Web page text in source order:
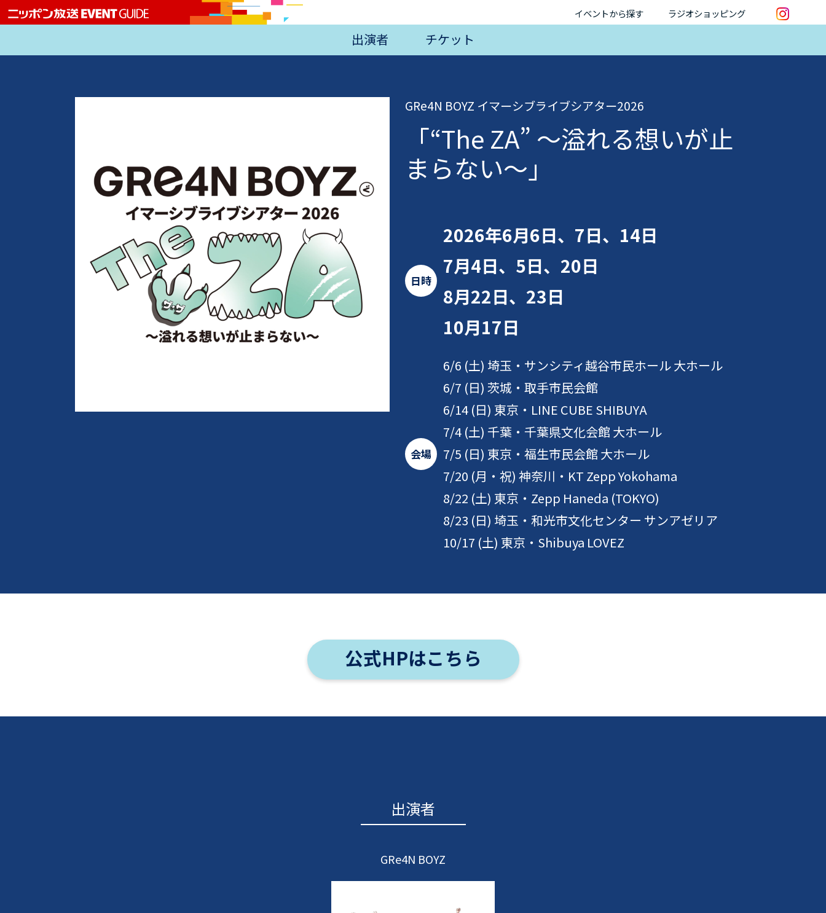
イベントから探す ラジオショッピング
出演者 チケット
GRe4N BOYZ イマーシブライブシアター2026
「“The ZA” 〜溢れる想いが止
まらない〜」
日時
2026年6月6日、7日、14日
7月4日、5日、20日
8月22日、23日
10月17日
会場
6/6 (土) 埼玉・サンシティ越谷市民ホール 大ホール
6/7 (日) 茨城・取手市民会館
6/14 (日) 東京・LINE CUBE SHIBUYA
7/4 (土) 千葉・千葉県文化会館 大ホール
7/5 (日) 東京・福生市民会館 大ホール
7/20 (月・祝) 神奈川・KT Zepp Yokohama
8/22 (土) 東京・Zepp Haneda (TOKYO)
8/23 (日) 埼玉・和光市文化センター サンアゼリア
10/17 (土) 東京・Shibuya LOVEZ
公式HPはこちら
出演者
GRe4N BOYZ